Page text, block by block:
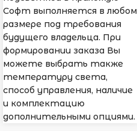
Софт выполняется в любом
размере под требования
будущего владельца. При
формировании заказа Вы
можете выбрать также
температуру света,
способ управления, наличие
и комплектацию
дополнительными опциями.